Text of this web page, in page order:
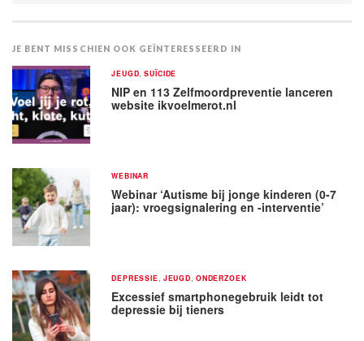
JE BENT MISSCHIEN OOK GEÏNTERESSEERD IN
JEUGD ,SUÏCIDE
NIP en 113 Zelfmoordpreventie lanceren
website ikvoelmerot.nl
WEBINAR
Webinar ‘Autisme bij jonge kinderen (0-7
jaar): vroegsignalering en -interventie’
DEPRESSIE JEUGD ONDERZOEK
Excessief smartphonegebruik leidt tot
depressie bij tieners